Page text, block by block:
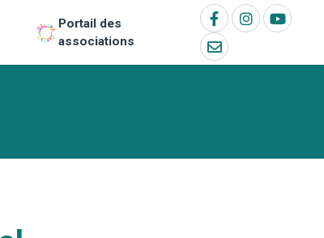
Portail des
associations